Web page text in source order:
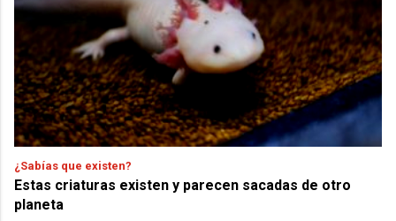
¿Sabías que existen?
Estas criaturas existen y parecen sacadas de otro
planeta